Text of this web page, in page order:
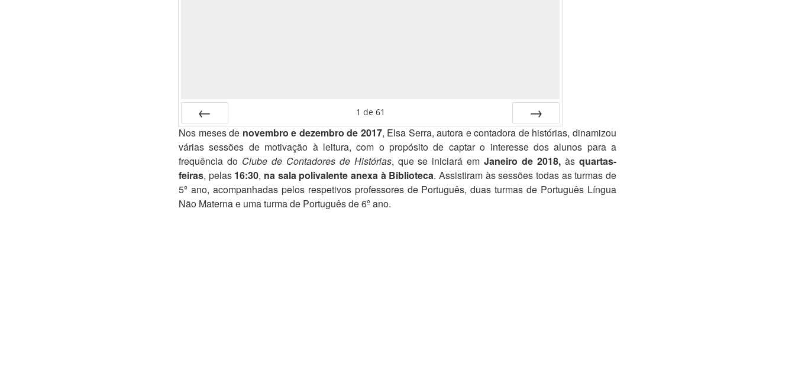
Anterior
1 de 61
Seguinte
Nos meses de novembro e dezembro de 2017, Elsa Serra, autora e contadora de histórias, dinamizou
várias sessões de motivação à leitura, com o propósito de captar o interesse dos alunos para a
frequência do Clube de Contadores de Histórias, que se iniciará emJaneiro de 2018, àsquartas-
feiras, pelas 16:30, na sala polivalente anexa à Biblioteca. Assistiram às sessões todas as turmas de
5º ano, acompanhadas pelos respetivos professores de Português, duas turmas de Português Língua
Não Materna e uma turma de Português de 6º ano.